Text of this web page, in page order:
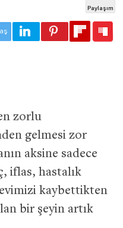
zorlu
gelmesi zor
aksine sadece
iflas, hastalık
kaybettikten
bir şeyin artık